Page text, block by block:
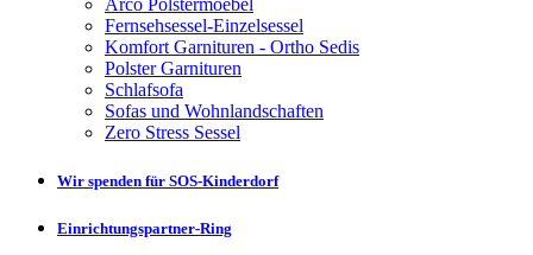
Arco Polstermoebel
Fernsehsessel-Einzelsessel
Komfort Garnituren - Ortho Sedis
Polster Garnituren
Schlafsofa
Sofas und Wohnlandschaften
Zero Stress Sessel
Wir spenden für SOS-Kinderdorf
Einrichtungspartner-Ring